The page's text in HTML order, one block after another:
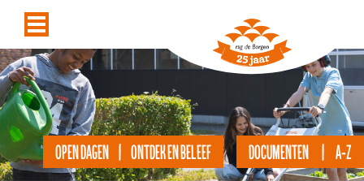
DOCUMENTEN | A-Z
OPEN DAGEN | ONTDEK EN BELEEF